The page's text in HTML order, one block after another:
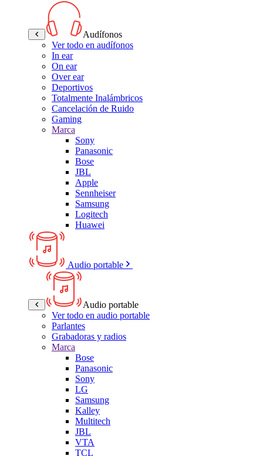
Audífonos
Ver todo en audífonos
In ear
On ear
Over ear
Deportivos
Totalmente Inalámbricos
Cancelación de Ruido
Gaming
Marca
Sony
Panasonic
Bose
JBL
Apple
Sennheiser
Samsung
Logitech
Huawei
Audio portable
Audio portable
Ver todo en audio portable
Parlantes
Grabadoras y radios
Marca
Bose
Panasonic
Sony
LG
Samsung
Kalley
Multitech
JBL
VTA
TCL